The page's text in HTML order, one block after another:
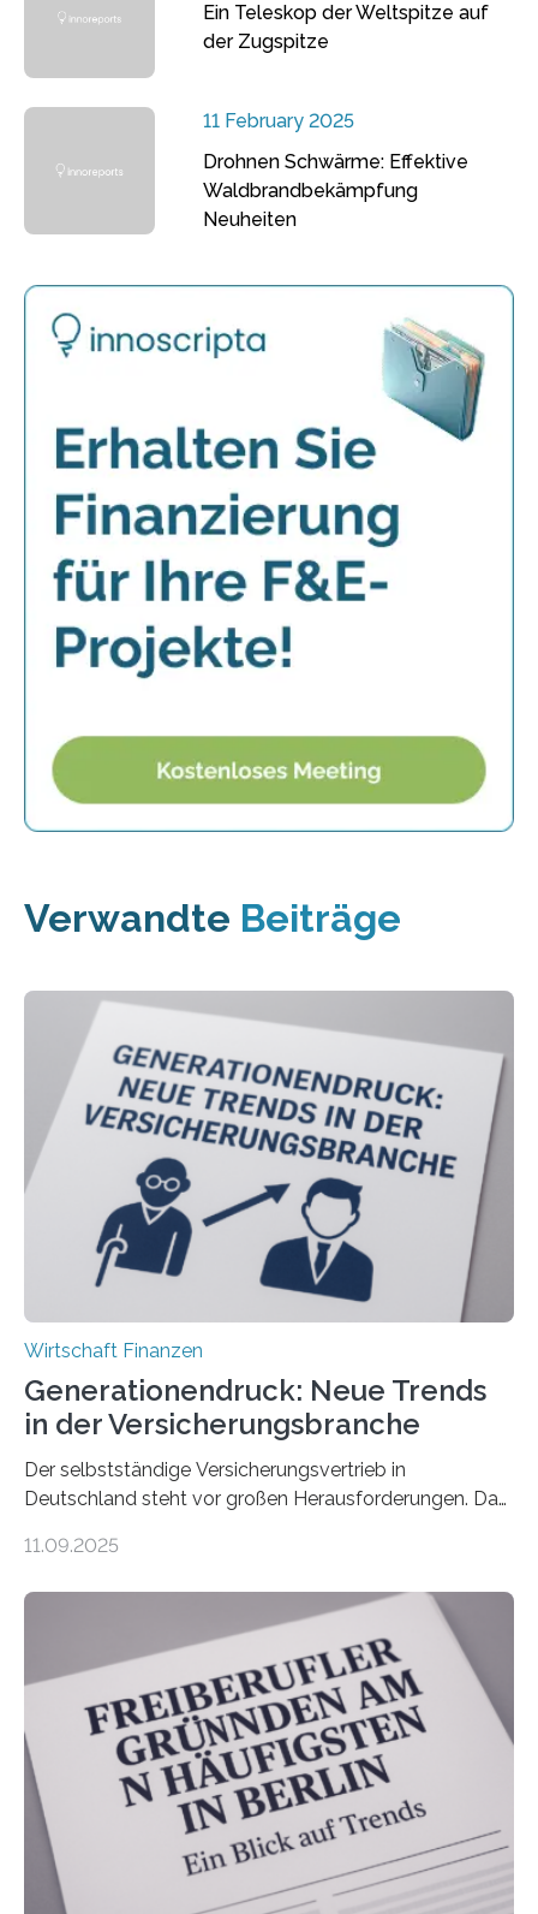
Ein Teleskop der Weltspitze auf
der Zugspitze
11 February 2025
Drohnen Schwärme: Effektive
Waldbrandbekämpfung
Neuheiten
Verwandte Beiträge
Wirtschaft Finanzen
Generationendruck: Neue Trends
in der Versicherungsbranche
Der selbstständige Versicherungsvertrieb in
Deutschland steht vor großen Herausforderungen. Das
Dr. Matthias Beenken und Prof. Dr. Lukas Linnenbrink
Bundesverbands Deutscher Versicherungskaufleute e.V.
durchgeführt haben. Die Studie basiert auf den
Antworten von 1.440 selbstständigen
Versicherungsvertreter*innen und -makler*innen. Ein
Ergebnis: Deutlich mehr als die Hälfte der Befragten ist
über 50 Jahre alt und wird in den nächsten Jahren eine
Nachfolgeregelung benötigen. Aber nur ein Drittel hat
bereits Regelungen…
11.09.2025